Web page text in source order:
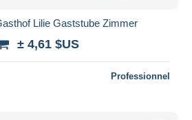
Lilie Gaststube Zimmer
± 4,61 $US
Professionnel